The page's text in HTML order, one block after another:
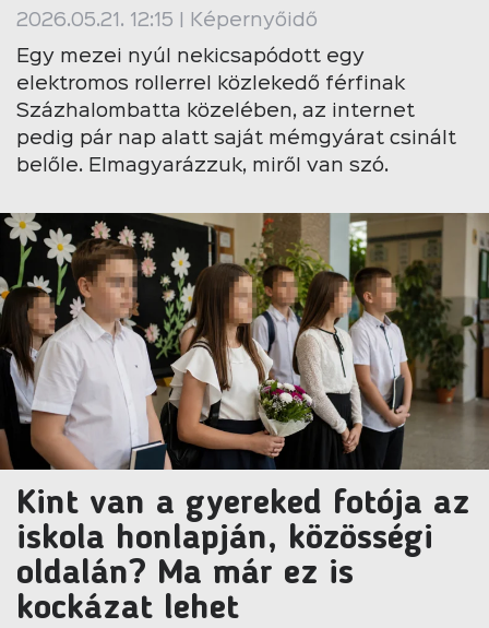
2026.05.21. 12:15 | Képernyőidő
Egy mezei nyúl nekicsapódott egy
elektromos rollerrel közlekedő férfinak
Százhalombatta közelében, az internet
pedig pár nap alatt saját mémgyárat csinált
belőle. Elmagyarázzuk, miről van szó.
Kint van a gyereked fotója az
iskola honlapján, közösségi
oldalán? Ma már ez is
kockázat lehet